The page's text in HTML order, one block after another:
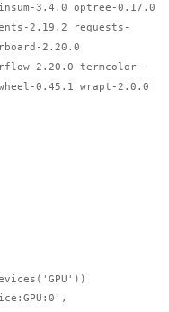
3.4.0 optree-0.17.0
2.19.2 requests-
2.20.0
2.20.0 termcolor-
0.45.1 wrapt-2.0.0